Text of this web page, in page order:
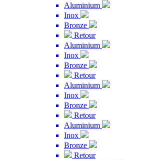
Aluminium
Inox
Bronze
Retour
Aluminium
Inox
Bronze
Retour
Aluminium
Inox
Bronze
Retour
Aluminium
Inox
Bronze
Retour